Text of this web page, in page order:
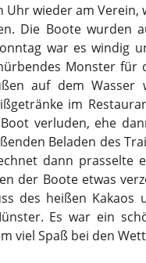
wieder am Verein,
Die Boote wurden
war es windig
Monster für
auf dem Wasser
im
verluden, ehe
Beladen des
dann prasselte
der Boote etwas
des heißen Kakaos
Es war ein
viel Spaß bei den